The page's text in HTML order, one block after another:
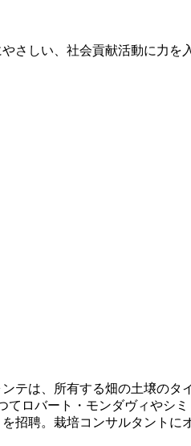
テは、所有する畑の土壌の
ロバート・モンダヴィやシ
招聘。栽培コンサルタント